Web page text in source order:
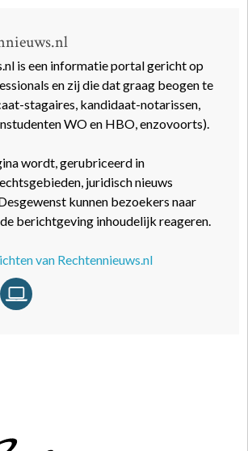
is een informatie portal gericht op
en zij die dat graag beogen te
stagaires, kandidaat-notarissen,
WO en HBO, enzovoorts).
wordt, gerubriceerd in
juridisch nieuws
kunnen bezoekers naar
berichtgeving inhoudelijk reageren.
van Rechtennieuws.nl